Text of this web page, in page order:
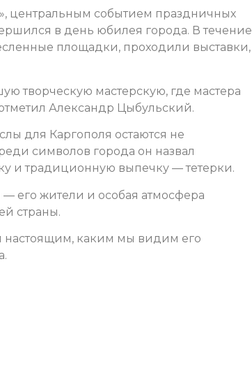
центральным событием праздничных
в день юбилея города. В течение
площадки, проходили выставки,
творческую мастерскую, где мастера
Александр Цыбульский.
для Каргополя остаются не
символов города он назвал
и традиционную выпечку — тетерки.
— его жители и особая атмосфера
страны.
настоящим, каким мы видим его